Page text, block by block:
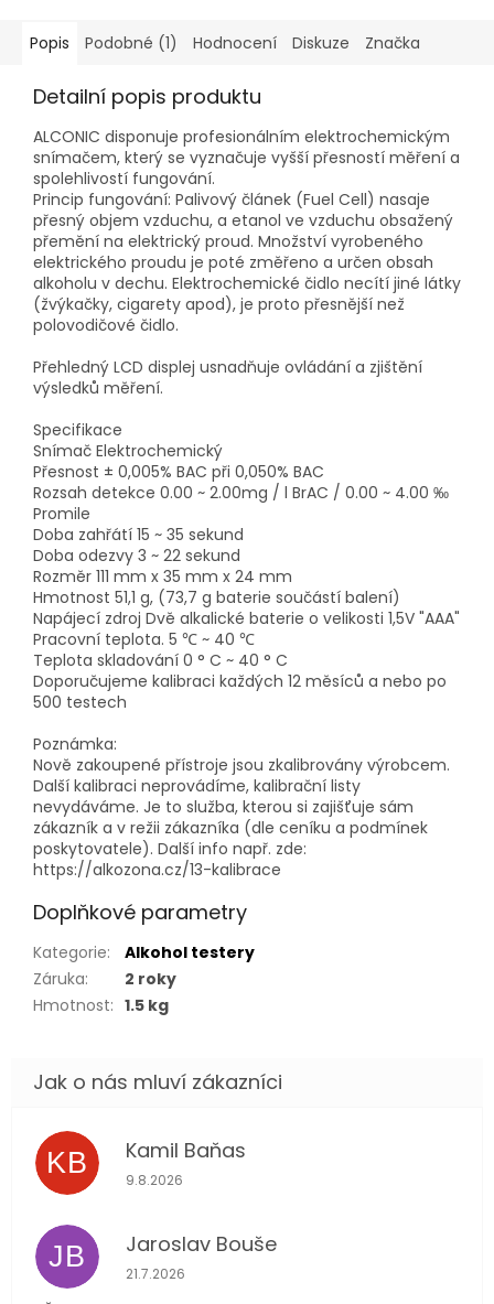
Popis Podobné (1) Hodnocení Diskuze Značka
Detailní popis produktu
ALCONIC disponuje profesionálním elektrochemickým
snímačem, který se vyznačuje vyšší přesností měření a
spolehlivostí fungování.
Princip fungování: Palivový článek (Fuel Cell) nasaje
přesný objem vzduchu, a etanol ve vzduchu obsažený
přemění na elektrický proud. Množství vyrobeného
elektrického proudu je poté změřeno a určen obsah
alkoholu v dechu. Elektrochemické čidlo necítí jiné látky
(žvýkačky, cigarety apod), je proto přesnější než
polovodičové čidlo.
Přehledný LCD displej usnadňuje ovládání a zjištění
výsledků měření.
Specifikace
Snímač Elektrochemický
Přesnost ± 0,005% BAC při 0,050% BAC
Rozsah detekce 0.00 ~ 2.00mg / l BrAC / 0.00 ~ 4.00 ‰
Promile
Doba zahřátí 15 ~ 35 sekund
Doba odezvy 3 ~ 22 sekund
Rozměr 111 mm x 35 mm x 24 mm
Hmotnost 51,1 g, (73,7 g baterie součástí balení)
Napájecí zdroj Dvě alkalické baterie o velikosti 1,5V "AAA"
Pracovní teplota. 5 ℃ ~ 40 ℃
Teplota skladování 0 ° C ~ 40 ° C
Doporučujeme kalibraci každých 12 měsíců a nebo po
500 testech
Poznámka:
Nově zakoupené přístroje jsou zkalibrovány výrobcem.
Další kalibraci neprovádíme, kalibrační listy
nevydáváme. Je to služba, kterou si zajišťuje sám
zákazník a v režii zákazníka (dle ceníku a podmínek
poskytovatele). Další info např. zde:
https://alkozona.cz/13-kalibrace
Doplňkové parametry
Kategorie:
Alkohol testery
Záruka:
2 roky
Hmotnost: 1.5 kg
KB Kamil Baňas
Hodnocení obchodu je 5 z 5 hvězdiček.
9.8.2026
JB Jaroslav Bouše
Hodnocení obchodu je 5 z 5 hvězdiček.
21.7.2026